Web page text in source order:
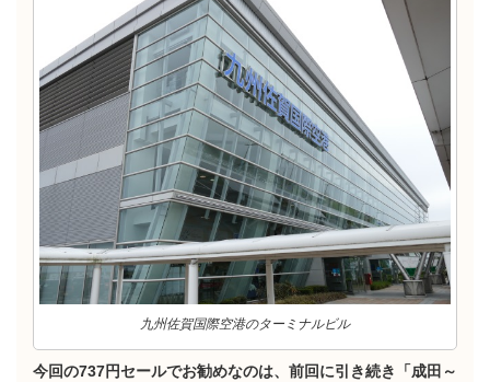
九州佐賀国際空港のターミナルビル
今回の737円セールでお勧めなのは、前回に引き続き「成田～